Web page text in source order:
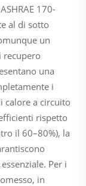
170-
al di sotto
un
recupero
una
i
calore a circuito
rispetto
il 60–80%), la
Per i
in